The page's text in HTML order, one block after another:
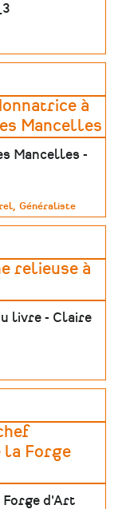
à
Mancelles
Mancelles -
Généraliste
relieuse à
livre - Claire
la Forge
Forge d'Art